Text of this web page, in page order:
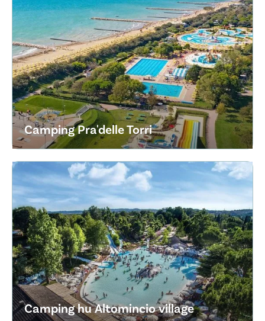
Camping Pra'delle Torri
Camping hu Altomincio village